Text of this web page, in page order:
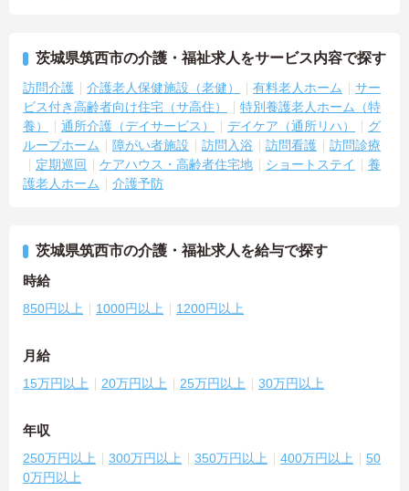
茨城県筑西市の介護・福祉求人をサービス内容で探す
訪問介護 介護老人保健施設（老健） 有料老人ホーム
サー
ビス付き高齢者向け住宅（サ高住）
特別養護老人ホーム（特
養）
通所介護（デイサービス） デイケア（通所リハ）
グ
ループホーム
障がい者施設 訪問入浴 訪問看護
訪問診療
定期巡回
ケアハウス・高齢者住宅地 ショートステイ
養
護老人ホーム
介護予防
茨城県筑西市の介護・福祉求人を給与で探す
時給
850円以上 1000円以上 1200円以上
月給
15万円以上 20万円以上 25万円以上 30万円以上
年収
250万円以上 300万円以上 350万円以上 400万円以上
50
0万円以上